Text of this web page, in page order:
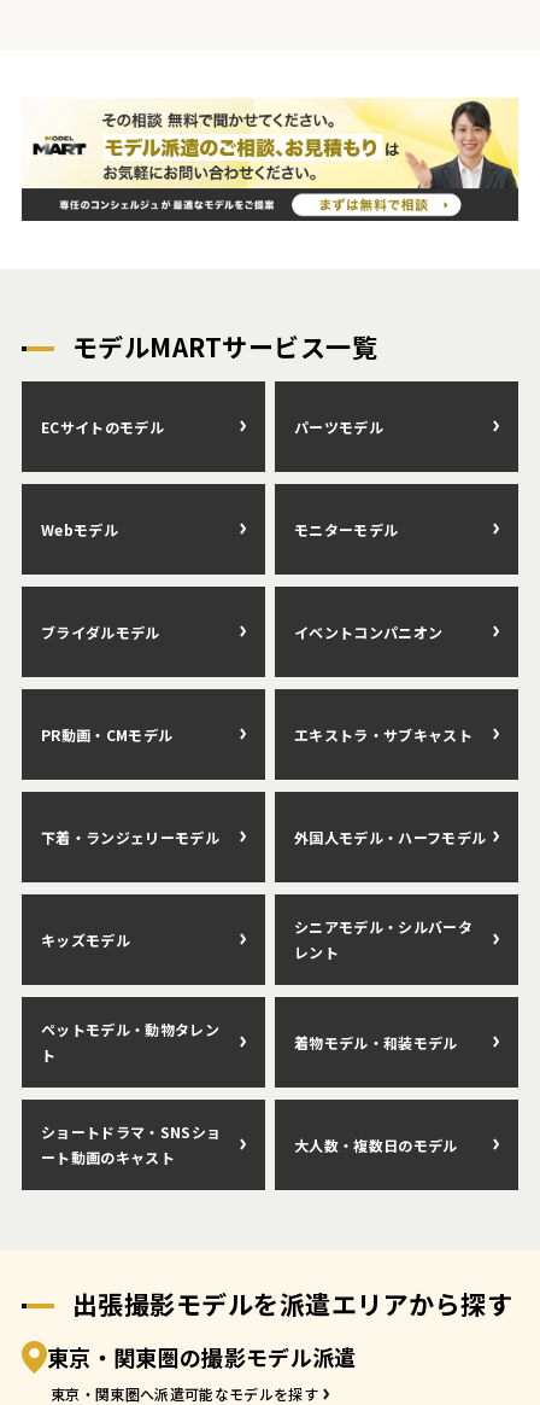
モデルMARTサービス一覧
ECサイトのモデル パーツモデル
Webモデル モニターモデル
ブライダルモデル イベントコンパニオン
PR動画・CMモデル エキストラ・サブキャスト
下着・ランジェリーモデル 外国人モデル・ハーフモデル
キッズモデル
シニアモデル・シルバータ
レント
ペットモデル・動物タレン
ト
着物モデル・和装モデル
ショートドラマ・SNSショ
ート動画のキャスト
大人数・複数日のモデル
出張撮影モデルを派遣エリアから探す
東京・関東圏の撮影モデル派遣
東京・関東圏へ派遣可能なモデルを探す